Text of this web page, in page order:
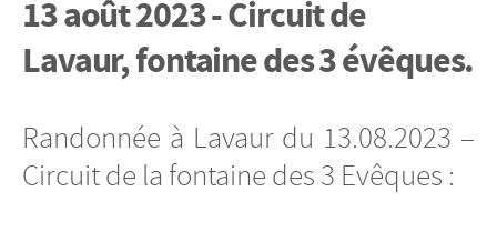
13 août 2023 - Circuit de
Lavaur, fontaine des 3 évêques.
Randonnée à Lavaur du 13.08.2023 –
Circuit de la fontaine des 3 Evêques :